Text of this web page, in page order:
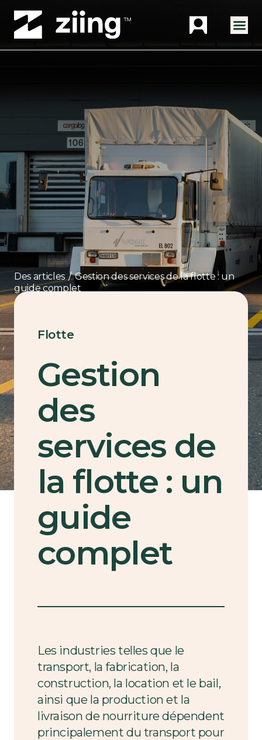
Des articles / Gestion des services de la flotte : un
guide complet
Flotte
Gestion
des
services de
la flotte : un
guide
complet
Les industries telles que le
transport, la fabrication, la
construction, la location et le bail,
ainsi que la production et la
livraison de nourriture dépendent
principalement du transport pour